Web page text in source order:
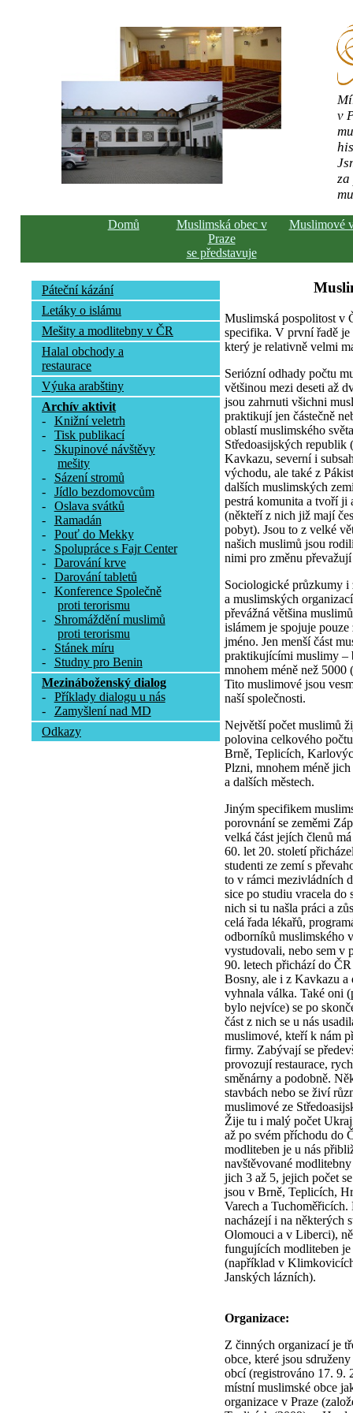
v
Domů
Muslimská obec v
Praze
se představuje
Muslimové
Páteční kázání
Letáky o islámu
Mešity a modlitebny v ČR
Halal obchody a
restaurace
Výuka arabštiny
Archív aktivit
-
Knižní veletrh
-
Tisk publikací
-
Skupinové návštěvy
mešity
-
Sázení stromů
-
Jídlo bezdomovcům
-
Oslava svátků
-
Ramadán
-
Pouť do Mekky
-
Spolupráce s Fajr Center
-
Darování krve
-
Darování tabletů
-
Konference Společně
proti terorismu
-
Shromáždění muslimů
proti terorismu
-
Stánek míru
-
Studny pro Benin
Mezináboženský dialog
-
Příklady dialogu u nás
-
Zamyšlení nad MD
Odkazy
Muslimská pospolitost v
specifika. V první řadě je
který je relativně velmi
Seriózní odhady počtu
většinou mezi deseti až
jsou zahrnuti všichni
praktikují jen částečně
oblastí muslimského
Středoasijských republik
Kavkazu, severní i
východu, ale také z
dalších muslimských
pestrá komunita a tvoří ji
(někteří z nich již mají
pobyt). Jsou to z velké
našich muslimů jsou
nimi pro změnu převažují
Sociologické průzkumy i
a muslimských
převážná většina
islámem je spojuje
jméno. Jen menší část
praktikujícími muslimy –
mnohem méně než
Tito muslimové jsou
naší společnosti.
Největší počet muslimů
polovina celkového
Brně, Teplicích,
Plzni, mnohem méně
a dalších městech.
Jiným specifikem
porovnání se zeměmi
velká část jejích členů
60. let 20. století
studenti ze zemí s
to v rámci mezivládních
sice po studiu vracela do
nich si tu našla práci a
celá řada lékařů,
odborníků muslimského
vystudovali, nebo sem v
90. letech přichází do
Bosny, ale i z Kavkazu a
vyhnala válka. Také oni
bylo nejvíce) se po
část z nich se u nás
muslimové, kteří k nám
firmy. Zabývají se
provozují restaurace,
směnárny a podobně.
stavbách nebo se živí
muslimové ze
Žije tu i malý počet
až po svém příchodu do
modliteben je u nás
navštěvované
jich 3 až 5, jejich počet
jsou v Brně, Teplicích,
Varech a
nacházejí i na některých
Olomouci a v Liberci),
fungujících modliteben
(například v
Janských lázních).
Organizace:
Z činných organizací je
obce, které jsou
obcí (registrováno 17. 9.
místní muslimské obce
organizace v Praze